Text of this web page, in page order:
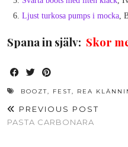
Ljust turkosa pumps i mocka,
Spana in själv: Skor
BOOZT, FEST, REA
PREVIOUS POST
PASTA CARBONARA